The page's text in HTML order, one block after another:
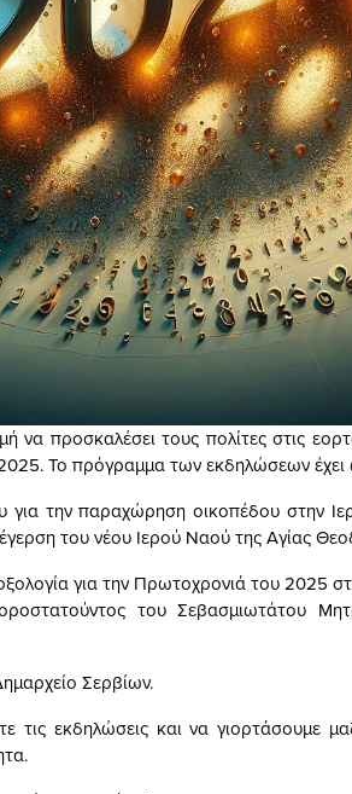
να προσκαλέσει τους πολίτες στις
Το πρόγραμμα των εκδηλώσεων έχει
για την παραχώρηση οικοπέδου στην
του νέου Ιερού Ναού της Αγίας
για την Πρωτοχρονιά του 2025
του Σεβασμιωτάτου
Σερβίων.
τις εκδηλώσεις και να γιορτάσουμε